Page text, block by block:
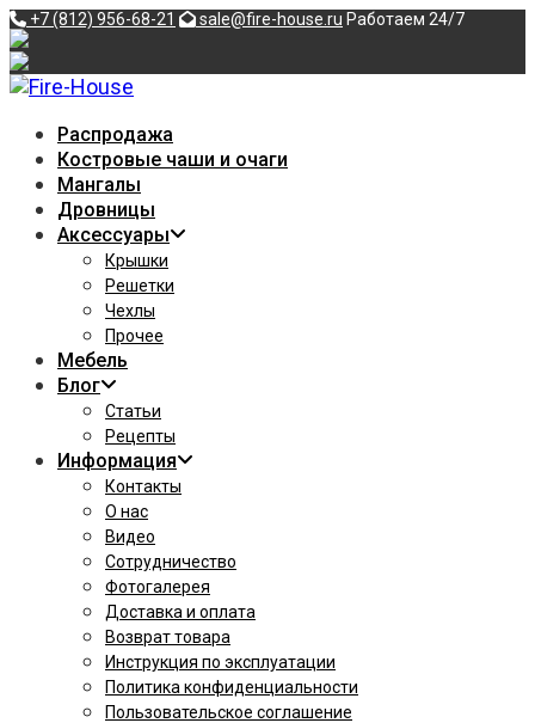
Перейти
к
содержимому
+7 (812) 956-68-21 sale@fire-house.ru Работаем 24/7
Распродажа
Костровые чаши и очаги
Мангалы
Дровницы
Аксессуары
Крышки
Решетки
Чехлы
Прочее
Мебель
Блог
Статьи
Рецепты
Информация
Контакты
О нас
Видео
Сотрудничество
Фотогалерея
Доставка и оплата
Возврат товара
Инструкция по эксплуатации
Политика конфиденциальности
Пользовательское соглашение